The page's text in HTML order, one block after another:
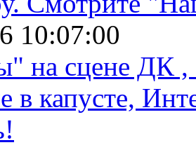
10:07:00
на сцене ДК ,
в капусте,